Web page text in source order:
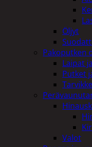
Öljyt
Pakoputken
Laipat
Putket
Valot